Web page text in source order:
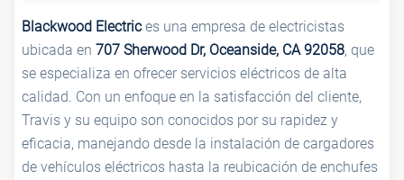
Blackwood Electrices una empresa de electricistas
ubicada en 707 Sherwood Dr, Oceanside, CA 92058, que
se especializa en ofrecer servicios eléctricos de alta
calidad. Con un enfoque en la satisfacción del cliente,
Travis y su equipo son conocidos por su rapidez y
eficacia, manejando desde la instalación de cargadores
de vehículos eléctricos hasta la reubicación de enchufes